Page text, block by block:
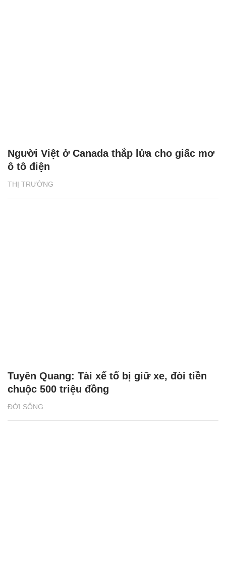
THỊ TRƯỜNG
Người Việt ở Canada thắp lửa cho giấc mơ
ô tô điện
ĐỜI SỐNG
Tuyên Quang: Tài xế tố bị giữ xe, đòi tiền
chuộc 500 triệu đồng